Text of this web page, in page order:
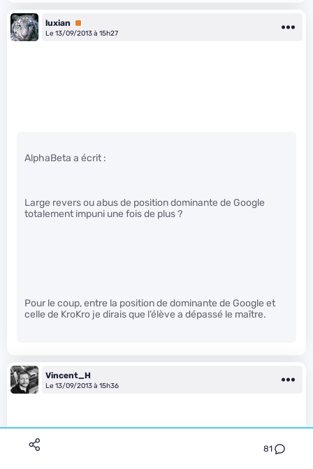
81
luxian
Premium
Le 13/09/2013 à 15h27
AlphaBeta a écrit :
Large revers ou abus de position dominante de Google
totalement impuni une fois de plus ?
Pour le coup, entre la position de dominante de Google et
celle de KroKro je dirais que l’élève a dépassé le maître.
Vincent_H
Le 13/09/2013 à 15h36